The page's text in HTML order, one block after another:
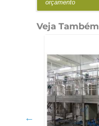
orçamento
Veja Também